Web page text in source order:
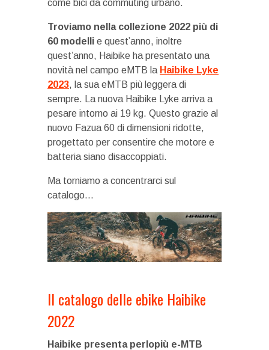
come bici da commuting urbano.
Troviamo nella collezione 2022 più di
60 modelli e quest’anno, inoltre
quest’anno, Haibike ha presentato una
novità nel campo eMTB la Haibike Lyke
2023, la sua eMTB più leggera di
sempre. La nuova Haibike Lyke arriva a
pesare intorno ai 19 kg. Questo grazie al
nuovo Fazua 60 di dimensioni ridotte,
progettato per consentire che motore e
batteria siano disaccoppiati.
Ma torniamo a concentrarci sul
catalogo…
Il catalogo delle ebike Haibike
2022
Haibike presenta perlopiù e-MTB